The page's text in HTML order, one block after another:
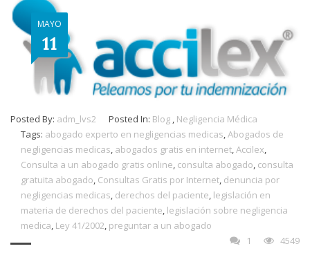
MAYO
11
Posted By: adm_lvs2 Posted In: Blog , Negligencia Médica
Tags: abogado experto en negligencias medicas,Abogados de
negligencias medicas, abogados gratis en internet,Accilex,
Consulta a un abogado gratis online, consulta abogado, consulta
gratuita abogado, Consultas Gratis por Internet, denuncia por
negligencias medicas, derechos del paciente, legislación en
materia de derechos del paciente, legislación sobre negligencia
medica, Ley 41/2002, preguntar a un abogado
1
4549